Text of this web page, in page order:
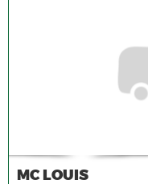
MC LOUIS